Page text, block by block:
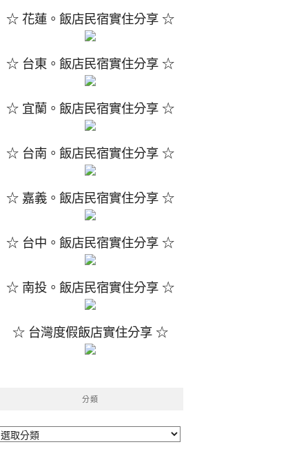
☆ 花蓮。飯店民宿實住分享 ☆
☆ 台東。飯店民宿實住分享 ☆
☆ 宜蘭。飯店民宿實住分享 ☆
☆ 台南。飯店民宿實住分享 ☆
☆ 嘉義。飯店民宿實住分享 ☆
☆ 台中。飯店民宿實住分享 ☆
☆ 南投。飯店民宿實住分享 ☆
☆ 台灣度假飯店實住分享 ☆
分類
分